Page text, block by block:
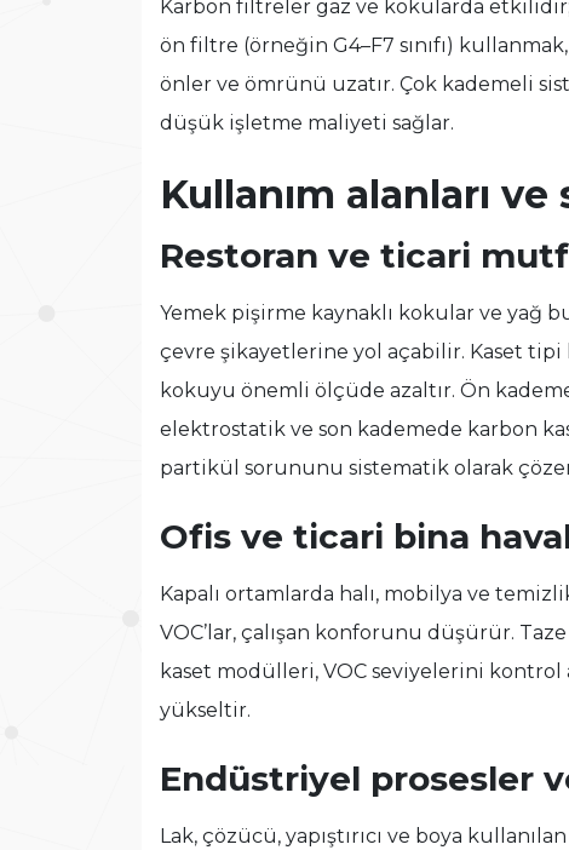
Karbon filtreler gaz ve kokularda
ön filtre (örneğin G4–F7 sınıfı)
önler ve ömrünü uzatır. Çok kademeli
düşük işletme maliyeti sağlar.
Kullanım alanları
Restoran ve ticari
Yemek pişirme kaynaklı kokular ve yağ
çevre şikayetlerine yol açabilir. Kaset
kokuyu önemli ölçüde azaltır. Ön
elektrostatik ve son kademede karbon
partikül sorununu sistematik olarak
Ofis ve ticari bina
Kapalı ortamlarda halı, mobilya ve
VOC’lar, çalışan konforunu düşürür.
kaset modülleri, VOC seviyelerini
yükseltir.
Endüstriyel prosesler
Lak, çözücü, yapıştırıcı ve boya